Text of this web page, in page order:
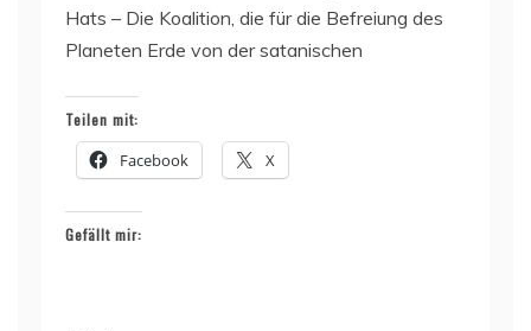
Hats – Die Koalition, die für die Befreiung des
Planeten Erde von der satanischen
Teilen mit:
Facebook X
Gefällt mir: